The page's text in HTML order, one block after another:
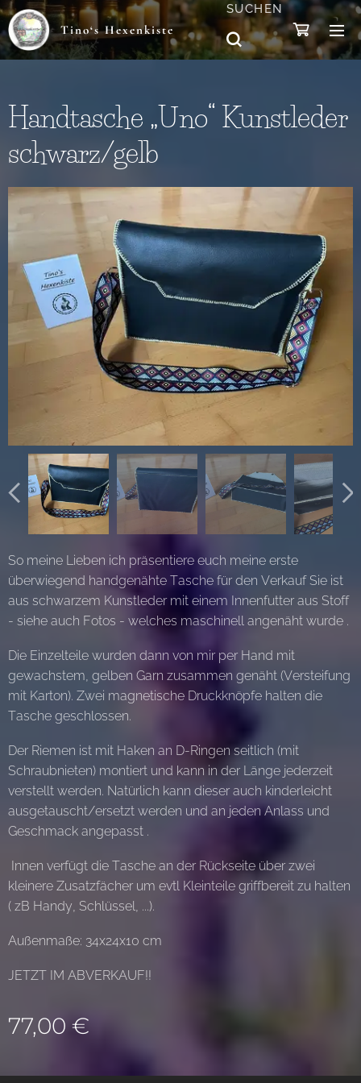
Tino‘s Hexenkiste
SUCHEN
Handtasche „Uno“ Kunstleder
schwarz/gelb
Riemen
So meine Lieben ich präsentiere euch meine erste
überwiegend handgenähte Tasche für den Verkauf Sie ist
aus schwarzem Kunstleder mit einem Innenfutter aus Stoff
- siehe auch Fotos - welches maschinell angenäht wurde .
Die Einzelteile wurden dann von mir per Hand mit
gewachstem, gelben Garn zusammen genäht (Versteifung
mit Karton). Zwei magnetische Druckknöpfe halten die
Tasche geschlossen.
Der Riemen ist mit Haken an D-Ringen seitlich (mit
Schraubnieten) montiert und kann in der Länge jederzeit
verstellt werden. Natürlich kann dieser auch kinderleicht
ausgetauscht/ersetzt werden und an jeden Anlass und
Geschmack angepasst .
Innen verfügt die Tasche an der Rückseite über zwei
kleinere Zusatzfächer um evtl Kleinteile griffbereit zu halten
( zB Handy, Schlüssel, ...).
Außenmaße: 34x24x10 cm
JETZT IM ABVERKAUF!!
77,00 €